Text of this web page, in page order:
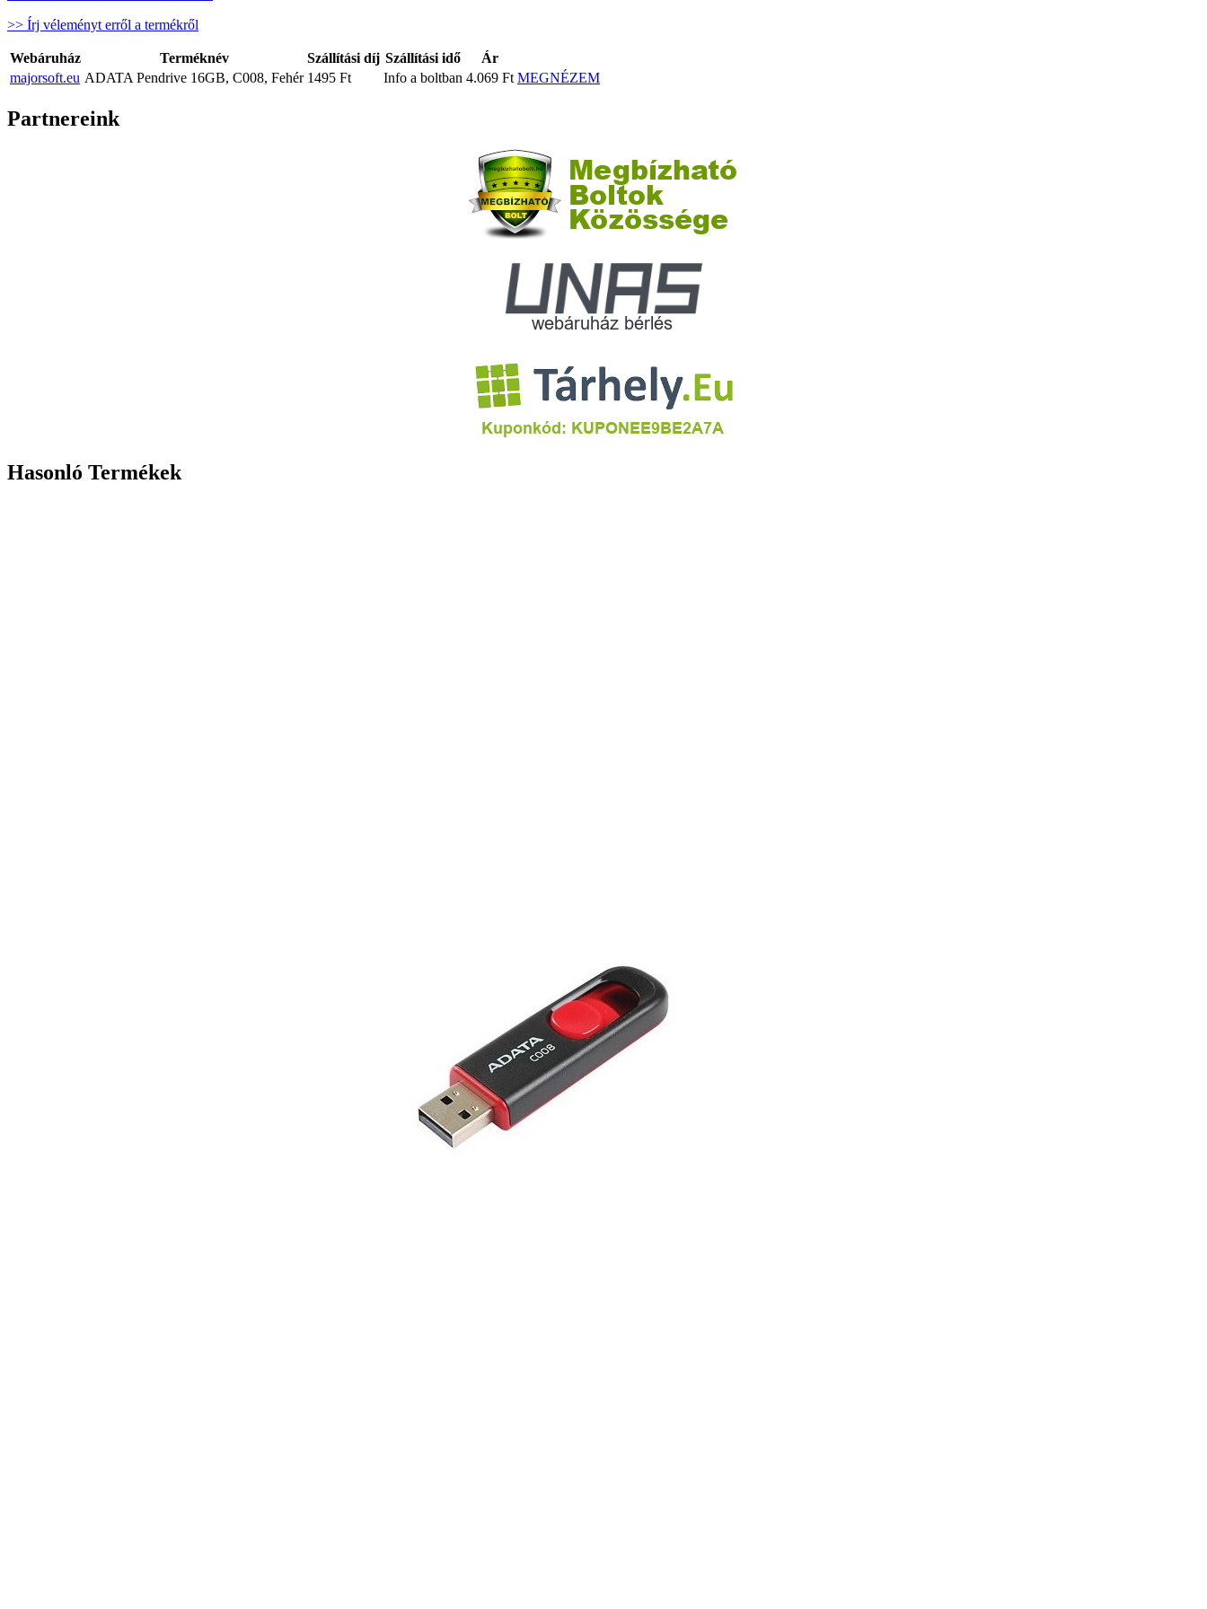
>> Írj véleményt erről a termékről
Webáruház Terméknév Szállítási díj Szállítási idő
Ár
majorsoft.eu ADATA Pendrive 16GB, C008, Fehér 1495 Ft Info a boltban 4.069 Ft MEGNÉZEM
Partnereink
Hasonló Termékek